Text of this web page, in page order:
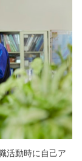
活動時に自己ア